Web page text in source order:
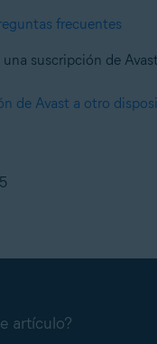
frecuentes
una suscripción de
de Avast a otro
artículo?